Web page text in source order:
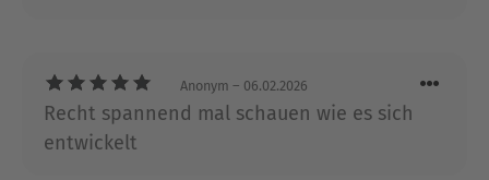
Anonym – 06.02.2026
Recht spannend mal schauen wie es sich
entwickelt